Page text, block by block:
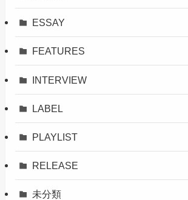
ESSAY
FEATURES
INTERVIEW
LABEL
PLAYLIST
RELEASE
未分類